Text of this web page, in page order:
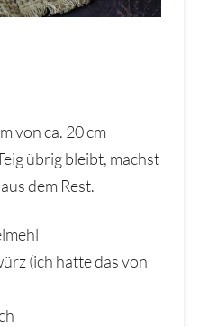
von ca. 20 cm
übrig bleibt, machst
dem Rest.
(ich hatte das von